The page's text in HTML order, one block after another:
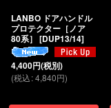
LANBO ドアハンドル
プロテクター［ノア
80系］ [DUP13/14]
4,400円(税別)
(税込:4,840円)